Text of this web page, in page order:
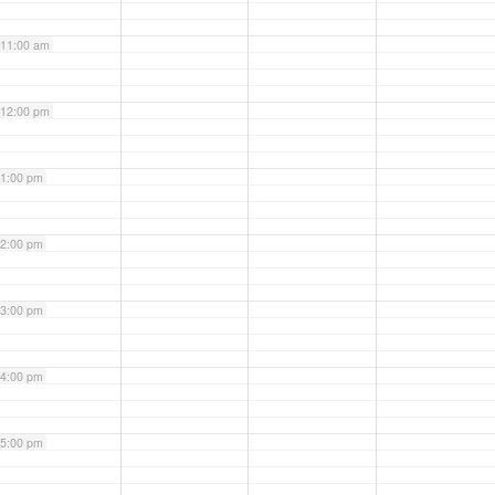
11:00 am
12:00 pm
1:00 pm
2:00 pm
3:00 pm
4:00 pm
5:00 pm